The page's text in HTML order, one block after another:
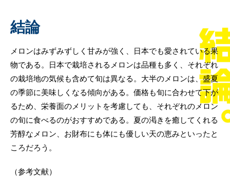
結論
メロンはみずみずしく甘みが強く、日本でも愛されている果
物である。日本で栽培されるメロンは品種も多く、それぞれ
の栽培地の気候も含めて旬は異なる。大半のメロンは、盛夏
の季節に美味しくなる傾向がある。価格も旬に合わせて下が
るため、栄養面のメリットを考慮しても、それぞれのメロン
の旬に食べるのがおすすめである。夏の渇きを癒してくれる
芳醇なメロン、お財布にも体にも優しい天の恵みといったと
ころだろう。
（参考文献）